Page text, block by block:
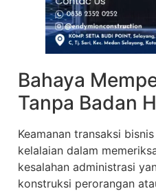
Bahaya
Tanpa Badan
Keamanan transaksi
kelalaian dalam
kesalahan administrasi
konstruksi perorangan